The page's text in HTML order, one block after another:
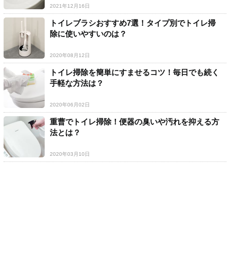
2021年12月16日
トイレブラシおすすめ7選！タイプ別でトイレ掃
除に使いやすいのは？
2020年08月12日
トイレ掃除を簡単にすませるコツ！毎日でも続く
手軽な方法は？
2020年06月02日
重曹でトイレ掃除！便器の臭いや汚れを抑える方
法とは？
2020年03月10日